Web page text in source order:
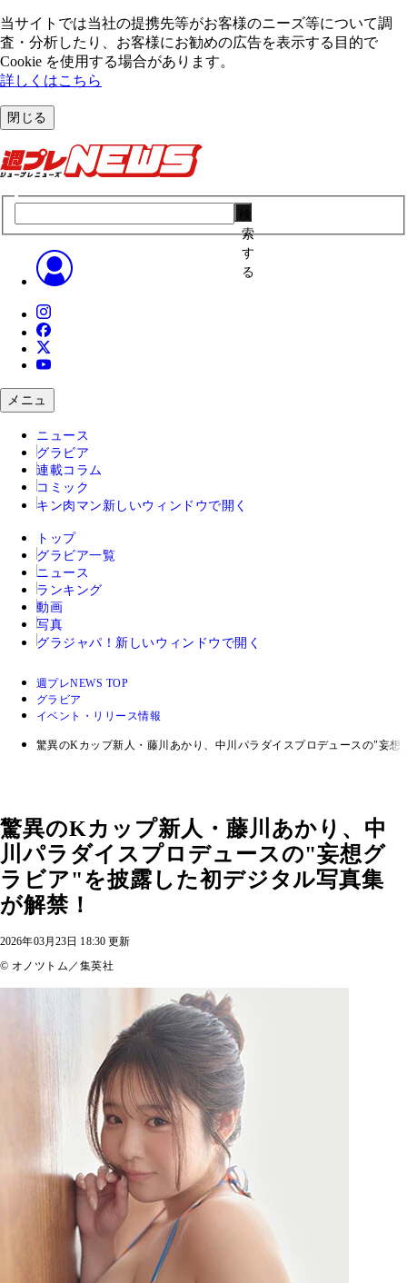
当サイトでは当社の提携先等がお客様のニーズ等について調
査・分析したり、お客様にお勧めの広告を表⽰する⽬的で
Cookie を使⽤する場合があります。
詳しくはこちら
閉じる
索
す
る
メニュ
ニュース
グラビア
連載コラム
コミック
キン肉マン 新しいウィンドウで開く
トップ
グラビア一覧
ニュース
ランキング
動画
写真
グラジャパ！ 新しいウィンドウで開く
週プレNEWS TOP
グラビア
イベント・リリース情報
驚異のKカップ新人・藤川あかり、中川パラダイスプロデュースの"妄
驚異のKカップ新人・藤川あかり、中
川パラダイスプロデュースの"妄想グ
ラビア"を披露した初デジタル写真集
が解禁！
2026年03月23日 18:30 更新
© オノツトム／集英社